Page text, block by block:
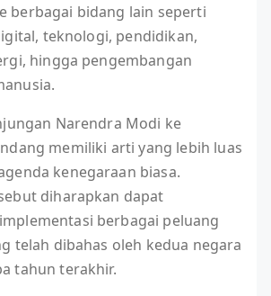
berbagai bidang lain seperti
teknologi, pendidikan,
hingga pengembangan
Narendra Modi ke
memiliki arti yang lebih luas
kenegaraan biasa.
diharapkan dapat
berbagai peluang
telah dibahas oleh kedua negara
tahun terakhir.